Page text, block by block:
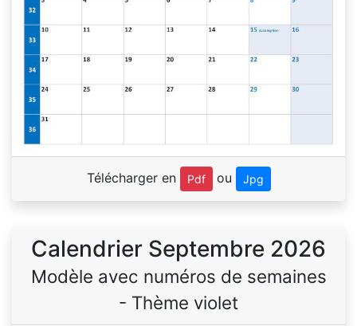
Télécharger en Pdf ou Jpg
Calendrier Septembre 2026
Modèle avec numéros de semaines
- Thème violet